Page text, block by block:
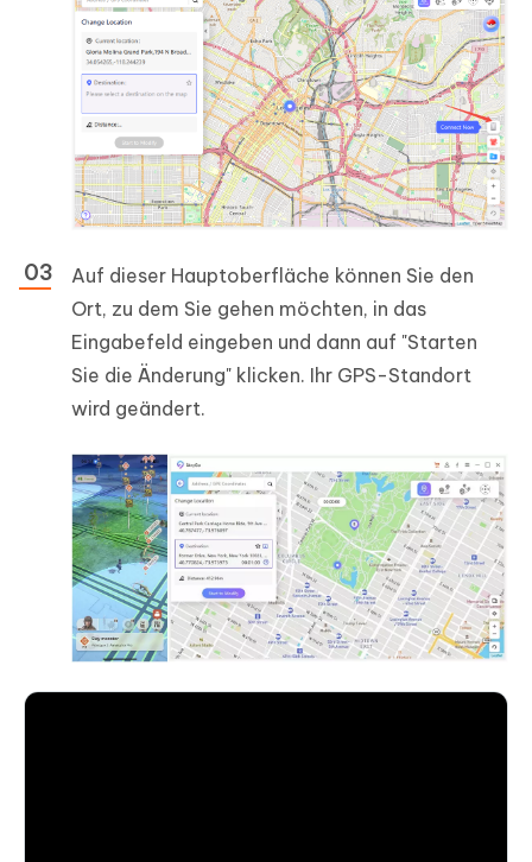
Auf dieser Hauptoberfläche können Sie den
Ort, zu dem Sie gehen möchten, in das
Eingabefeld eingeben und dann auf "Starten
Sie die Änderung" klicken. Ihr GPS-Standort
wird geändert.